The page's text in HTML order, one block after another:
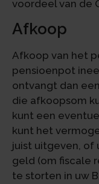
voordeel van de
Afkoop
Afkoop van het
pensioenpot
ontvangt dan
die afkoopsom
kunt een
kunt het
juist uitgeven, of
geld (om fiscale
te storten in uw